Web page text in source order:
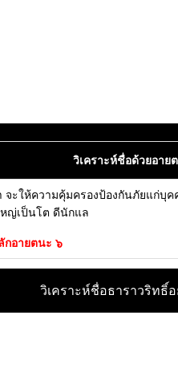
วิเคราะห์ชื่อด้วยอาย
ให้ความคุ้มครองป้องกันภัยแก่บุ
หญ่เป็นโต ดีนักแล
กอายตนะ ๖
วิเคราะห์ชื่อธาราวริทธิ์อ